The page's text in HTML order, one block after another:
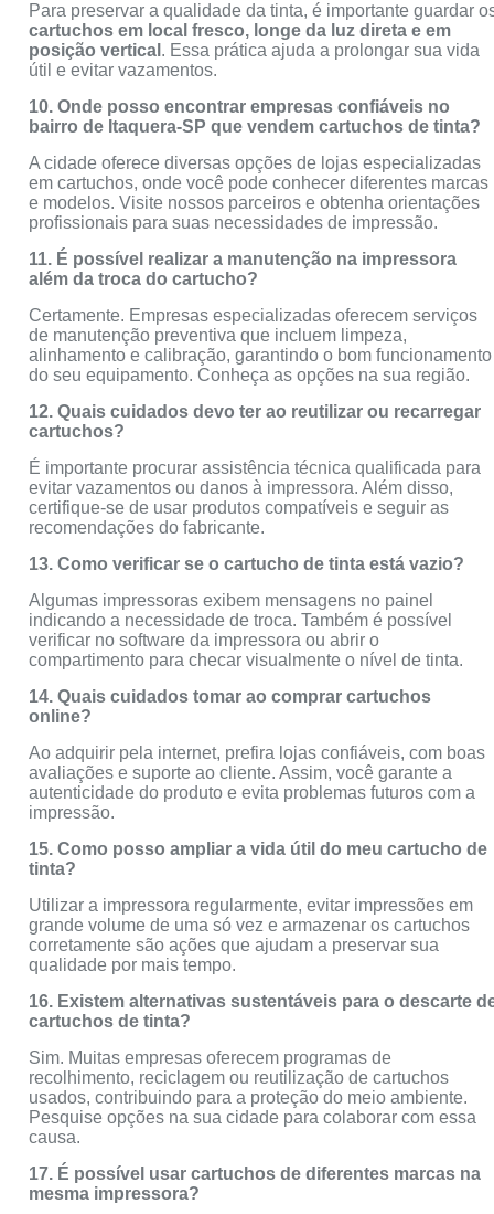
Para preservar a qualidade da tinta, é importante guardar
cartuchos em local fresco, longe da luz direta e em
posição vertical . Essa prática ajuda a prolongar sua vida
útil e evitar vazamentos.
10. Onde posso encontrar empresas confiáveis no
bairro de Itaquera-SP que vendem cartuchos de tinta?
A cidade oferece diversas opções de lojas especializadas
em cartuchos, onde você pode conhecer diferentes marcas
e modelos. Visite nossos parceiros e obtenha orientações
profissionais para suas necessidades de impressão.
11. É possível realizar a manutenção na impressora
além da troca do cartucho?
Certamente. Empresas especializadas oferecem serviços
de manutenção preventiva que incluem limpeza,
alinhamento e calibração, garantindo o bom funcionamento
do seu equipamento. Conheça as opções na sua região.
12. Quais cuidados devo ter ao reutilizar ou recarregar
cartuchos?
É importante procurar assistência técnica qualificada para
evitar vazamentos ou danos à impressora. Além disso,
certifique-se de usar produtos compatíveis e seguir as
recomendações do fabricante.
13. Como verificar se o cartucho de tinta está vazio?
Algumas impressoras exibem mensagens no painel
indicando a necessidade de troca. Também é possível
verificar no software da impressora ou abrir o
compartimento para checar visualmente o nível de tinta.
14. Quais cuidados tomar ao comprar cartuchos
online?
Ao adquirir pela internet, prefira lojas confiáveis, com boas
avaliações e suporte ao cliente. Assim, você garante a
autenticidade do produto e evita problemas futuros com a
impressão.
15. Como posso ampliar a vida útil do meu cartucho de
tinta?
Utilizar a impressora regularmente, evitar impressões em
grande volume de uma só vez e armazenar os cartuchos
corretamente são ações que ajudam a preservar sua
qualidade por mais tempo.
16. Existem alternativas sustentáveis para o descarte
cartuchos de tinta?
Sim. Muitas empresas oferecem programas de
recolhimento, reciclagem ou reutilização de cartuchos
usados, contribuindo para a proteção do meio ambiente.
Pesquise opções na sua cidade para colaborar com essa
causa.
17. É possível usar cartuchos de diferentes marcas na
mesma impressora?